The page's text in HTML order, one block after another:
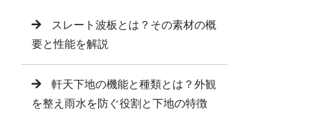
スレート波板とは？その素材の概
要と性能を解説
軒天下地の機能と種類とは？外観
を整え雨水を防ぐ役割と下地の特徴